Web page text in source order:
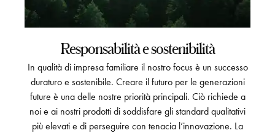
Responsabilità e sostenibilità
In qualità di impresa familiare il nostro focus è un successo
duraturo e sostenibile. Creare il futuro per le generazioni
future è una delle nostre priorità principali. Ciò richiede a
noi e ai nostri prodotti di soddisfare gli standard qualitativi
più elevati e di perseguire con tenacia l’innovazione. La